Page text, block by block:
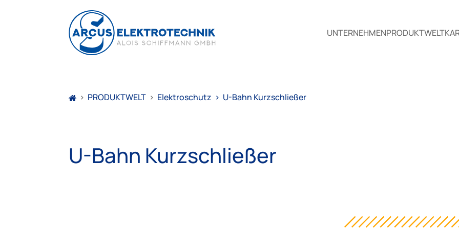
UNTERNEHMENPRODUKTWELT
> PRODUKTWELT > Elektroschutz > U-Bahn Kurzschließer
U-Bahn Kurzschließer